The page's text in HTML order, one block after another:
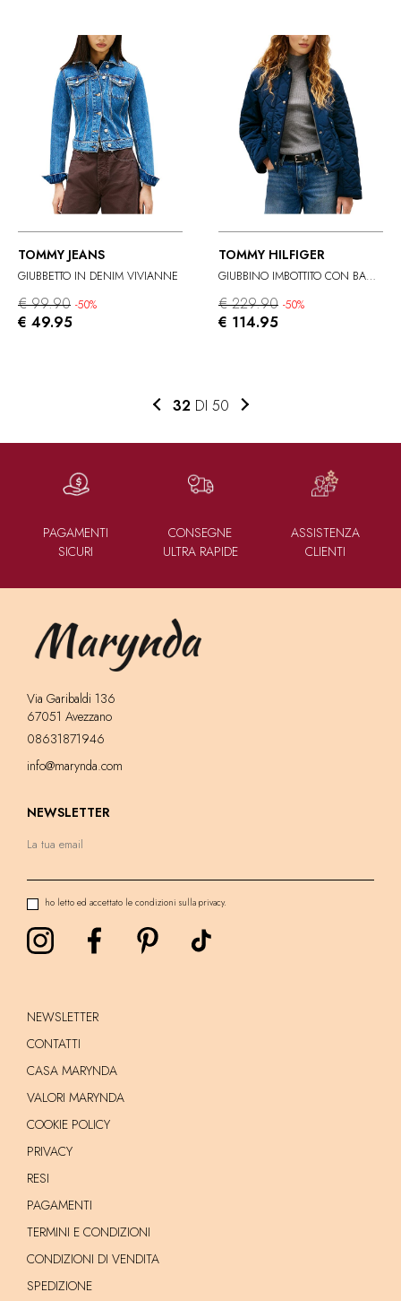
TOMMY JEANS
GIUBBETTO IN DENIM VIVIANNE
€ 99.90 -50%
€ 49.95
TOMMY HILFIGER
GIUBBINO IMBOTTITO CON BANDIERINE
€ 229.90 -50%
€ 114.95
32DI 50
PAGAMENTI
SICURI
CONSEGNE
ULTRA RAPIDE
ASSISTENZA
CLIENTI
Via Garibaldi 136
67051 Avezzano
08631871946
info@marynda.com
NEWSLETTER
ho letto ed accettato le condizioni sulla privacy.
NEWSLETTER
CONTATTI
CASA MARYNDA
VALORI MARYNDA
COOKIE POLICY
PRIVACY
RESI
PAGAMENTI
TERMINI E CONDIZIONI
CONDIZIONI DI VENDITA
SPEDIZIONE